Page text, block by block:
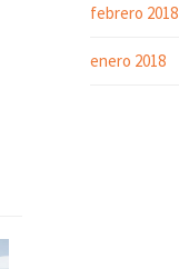
febrero 2018
enero 2018